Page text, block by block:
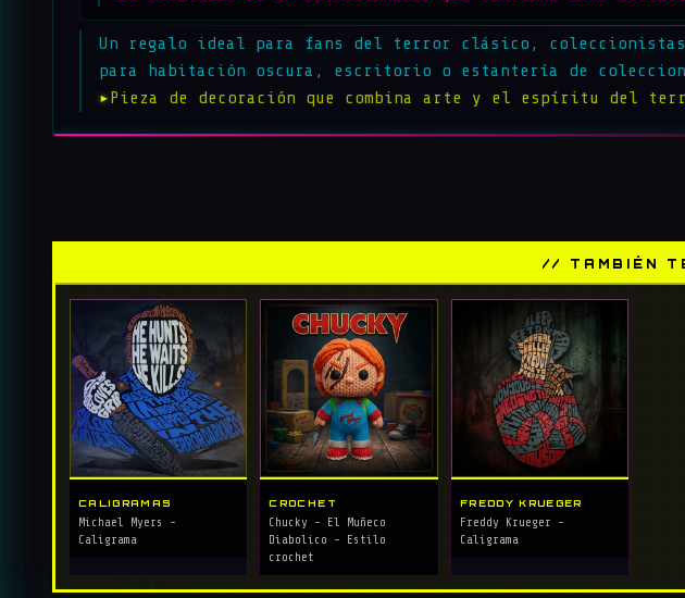
Un regalo ideal para fans del terror clásico,
para habitación oscura, escritorio o estantería de
▸Pieza de decoración que combina arte y el espíritu del
// TAMBIÉN
CALIGRAMAS
Michael Myers -
Caligrama
CROCHET
Chucky - El Muñeco
Diabolico - Estilo
crochet
FREDDY KRUEGER
Freddy Krueger -
Caligrama